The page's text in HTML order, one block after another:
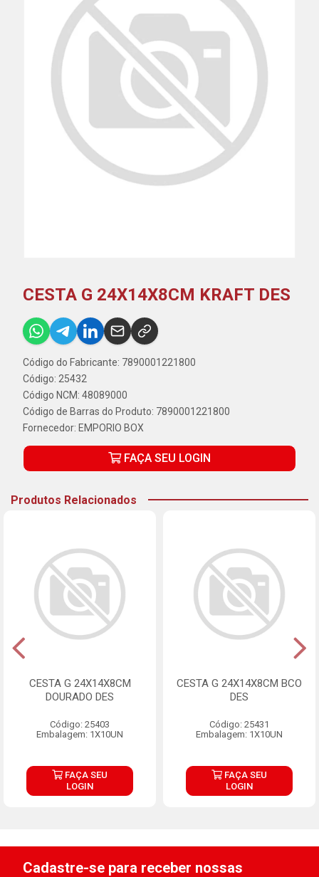
CESTA G 24X14X8CM KRAFT DES
Código do Fabricante: 7890001221800
Código: 25432
Código NCM: 48089000
Código de Barras do Produto: 7890001221800
Fornecedor: EMPORIO BOX
FAÇA SEU LOGIN
Produtos Relacionados
CESTA G 24X14X8CM
DOURADO DES
Código: 25403
Embalagem: 1X10UN
FAÇA SEU
LOGIN
CESTA G 24X14X8CM BCO
DES
Código: 25431
Embalagem: 1X10UN
FAÇA SEU
LOGIN
Cadastre-se para receber nossas